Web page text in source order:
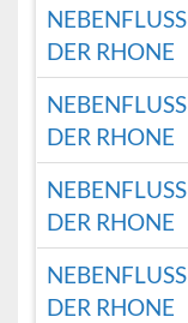
NEBENFLUSS
DER RHONE
NEBENFLUSS
DER RHONE
NEBENFLUSS
DER RHONE
NEBENFLUSS
DER RHONE